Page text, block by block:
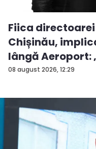
08 august 2026, 12:29
Fiica
Chișinău,
lângă Aeroport:
ac...